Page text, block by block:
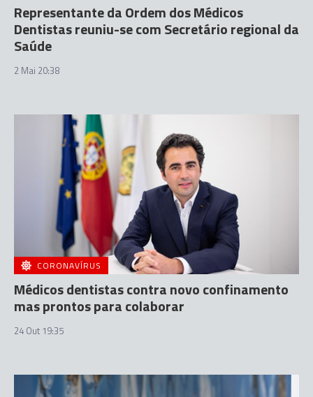
Representante da Ordem dos Médicos
Dentistas reuniu-se com Secretário regional da
Saúde
2 Mai 20:38
CORONAVÍRUS
Médicos dentistas contra novo confinamento
mas prontos para colaborar
24 Out 19:35